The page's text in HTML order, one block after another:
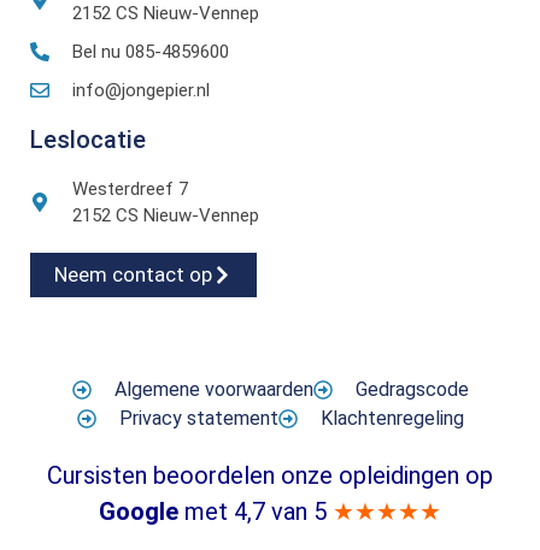
2152 CS Nieuw-Vennep
Bel nu 085-4859600
info@jongepier.nl
Leslocatie
Westerdreef 7
2152 CS Nieuw-Vennep
Neem contact op
Algemene voorwaarden
Gedragscode
Privacy statement
Klachtenregeling
Cursisten beoordelen onze opleidingen op
Google met 4,7 van 5 ★★★★★